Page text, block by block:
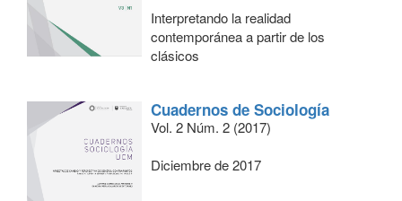
Interpretando la realidad
contemporánea a partir de los
clásicos
Cuadernos de Sociología
Vol. 2 Núm. 2 (2017)
Diciembre de 2017